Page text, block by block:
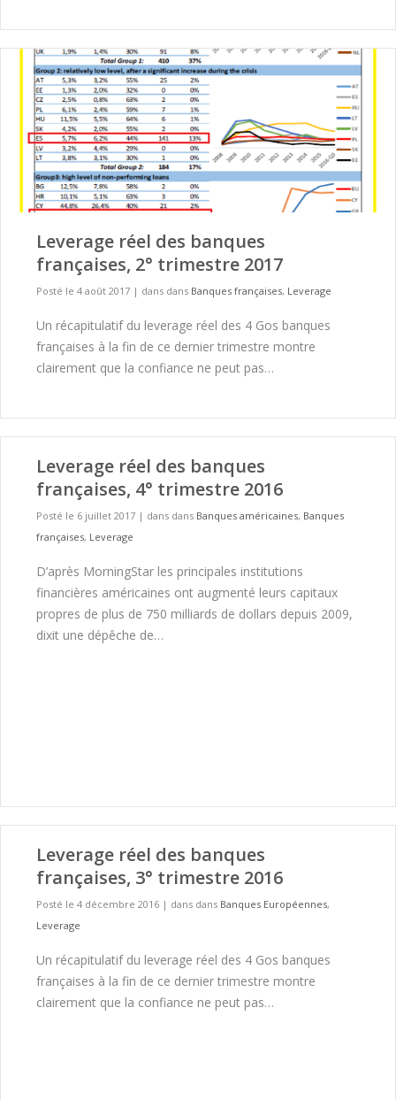
Leverage réel des banques
françaises, 2° trimestre 2017
Posté le 4 août 2017 | dans dans Banques françaises, Leverage
Un récapitulatif du leverage réel des 4 Gos banques
françaises à la fin de ce dernier trimestre montre
clairement que la confiance ne peut pas…
Leverage réel des banques
françaises, 4° trimestre 2016
Posté le 6 juillet 2017 | dans dans Banques américaines, Banques
françaises, Leverage
D’après MorningStar les principales institutions
financières américaines ont augmenté leurs capitaux
propres de plus de 750 milliards de dollars depuis 2009,
dixit une dépêche de…
Leverage réel des banques
françaises, 3° trimestre 2016
Posté le 4 décembre 2016 | dans dans Banques Européennes,
Leverage
Un récapitulatif du leverage réel des 4 Gos banques
françaises à la fin de ce dernier trimestre montre
clairement que la confiance ne peut pas…